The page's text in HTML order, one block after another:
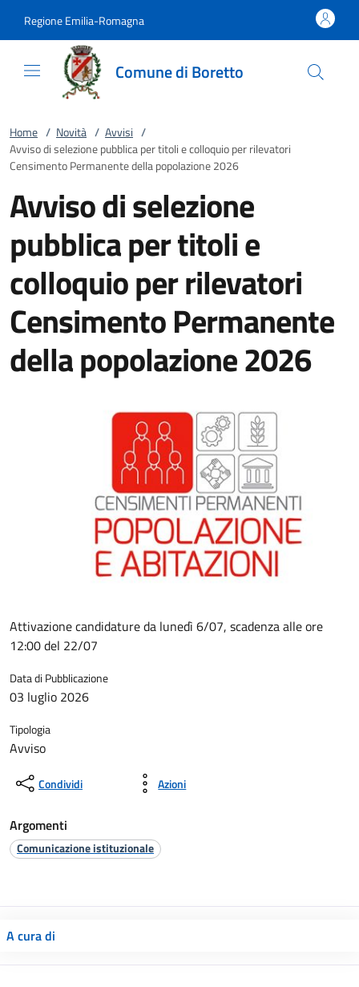
Regione Emilia-Romagna
Comune di Boretto
Home / Novità / Avvisi /
Avviso di selezione pubblica per titoli e colloquio per rilevatori
Censimento Permanente della popolazione 2026
Avviso di selezione
pubblica per titoli e
colloquio per rilevatori
Censimento Permanente
della popolazione 2026
Attivazione candidature da lunedì 6/07, scadenza alle ore
12:00 del 22/07
Data di Pubblicazione
03 luglio 2026
Tipologia
Avviso
Condividi Azioni
Argomenti
Comunicazione istituzionale
A cura di